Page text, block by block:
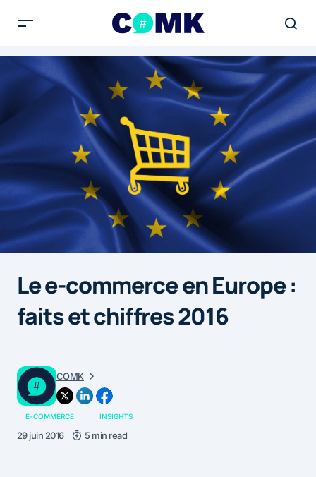
Le e-commerce en Europe :
faits et chiffres 2016
COMK
E-COMMERCE INSIGHTS
29 juin 2016 5 min read